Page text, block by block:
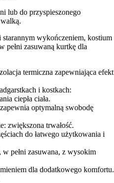
lub do przyspieszonego
wykończeniem, kostium
pełni zasuwaną kurtkę dla
termiczna zapewniająca efekt
i kostkach:
ciepła ciała.
optymalną swobodę
zwiększona trwałość.
do łatwego użytkowania i
pełni zasuwana, z wysokim
dla dodatkowego komfortu.